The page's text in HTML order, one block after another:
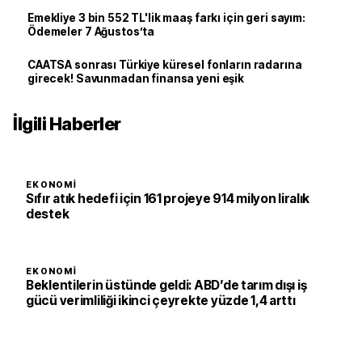
Emekliye 3 bin 552 TL'lik maaş farkı için geri sayım:
Ödemeler 7 Ağustos’ta
CAATSA sonrası Türkiye küresel fonların radarına
girecek! Savunmadan finansa yeni eşik
İlgili Haberler
EKONOMI
Sıfır atık hedefi için 161 projeye 914 milyon liralık
destek
EKONOMI
Beklentilerin üstünde geldi: ABD’de tarım dışı iş
gücü verimliliği ikinci çeyrekte yüzde 1,4 arttı